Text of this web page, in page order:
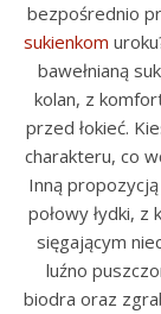
bezpośrednio
sukienkom
bawełnianą
kolan, z
przed łokieć.
charakteru, co
Inną
połowy łydki,
sięgającym
luźno
biodra oraz